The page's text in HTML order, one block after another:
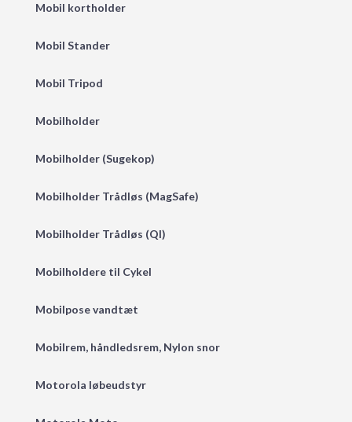
Mobil kortholder
Mobil Stander
Mobil Tripod
Mobilholder
Mobilholder (Sugekop)
Mobilholder Trådløs (MagSafe)
Mobilholder Trådløs (QI)
Mobilholdere til Cykel
Mobilpose vandtæt
Mobilrem, håndledsrem, Nylon snor
Motorola løbeudstyr